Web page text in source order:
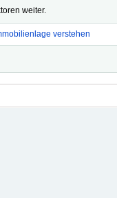
weiter.
verstehen